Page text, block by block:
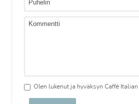
Olen lukenut ja hyväksyn Caffè Italian